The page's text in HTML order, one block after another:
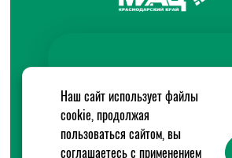
Наш сайт использует файлы
cookie, продолжая
пользоваться сайтом, вы
соглашаетесь с применением